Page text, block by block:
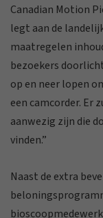
Canadian Motion
legt aan de
maatregelen
bezoekers
op en neer lopen
een camcorder. Er
aanwezig zijn die
vinden.”
Naast de extra